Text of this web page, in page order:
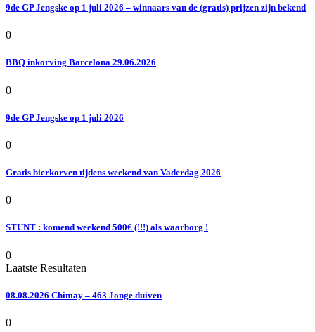
9de GP Jengske op 1 juli 2026 – winnaars van de (gratis) prijzen zijn bekend
0
BBQ inkorving Barcelona 29.06.2026
0
9de GP Jengske op 1 juli 2026
0
Gratis bierkorven tijdens weekend van Vaderdag 2026
0
STUNT : komend weekend 500€ (!!!) als waarborg !
0
Laatste Resultaten
08.08.2026 Chimay – 463 Jonge duiven
0